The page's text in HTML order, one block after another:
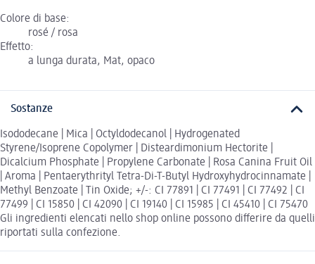
Colore di base:
rosé / rosa
Effetto:
a lunga durata, Mat, opaco
Sostanze
Isododecane | Mica | Octyldodecanol | Hydrogenated
Styrene/Isoprene Copolymer | Disteardimonium Hectorite |
Dicalcium Phosphate | Propylene Carbonate | Rosa Canina Fruit Oil
| Aroma | Pentaerythrityl Tetra-Di-T-Butyl Hydroxyhydrocinnamate |
Methyl Benzoate | Tin Oxide; +/-: CI 77891 | CI 77491 | CI 77492 | CI
77499 | CI 15850 | CI 42090 | CI 19140 | CI 15985 | CI 45410 | CI 75470
Gli ingredienti elencati nello shop online possono differire da quelli
riportati sulla confezione.